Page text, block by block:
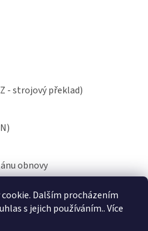
Dalším procházením
s jejich používáním.. Více
- strojový překlad)
obnovy